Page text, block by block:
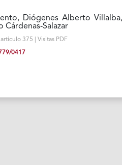
Diógenes Alberto
Salazar
375 | Visitas PDF
0417